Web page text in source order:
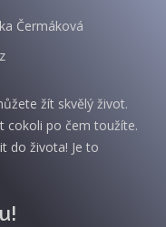
Čermáková
žít skvělý život.
cokoli po čem toužíte.
do života! Je to